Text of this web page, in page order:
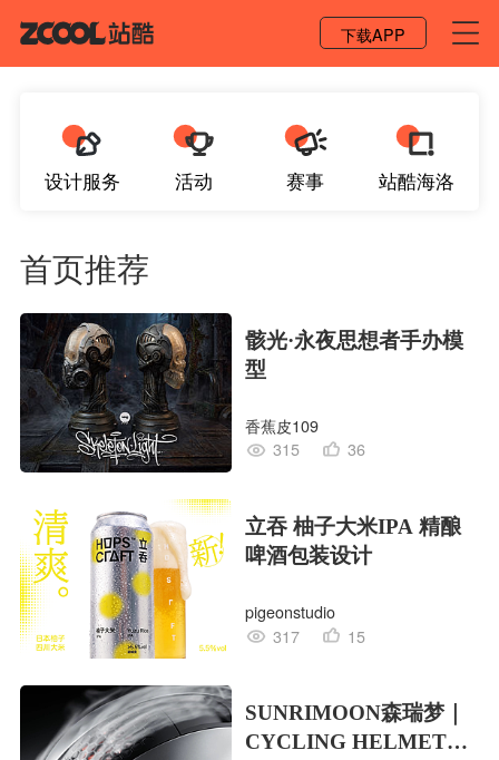
下载APP
设计服务 活动 赛事 站酷海洛
首页推荐
骸光·永夜思想者手办模
型
香蕉皮109
315
36
立吞 柚子大米IPA 精酿
啤酒包装设计
pigeonstudio
317
15
SUNRIMOON森瑞梦｜
CYCLING HELMET